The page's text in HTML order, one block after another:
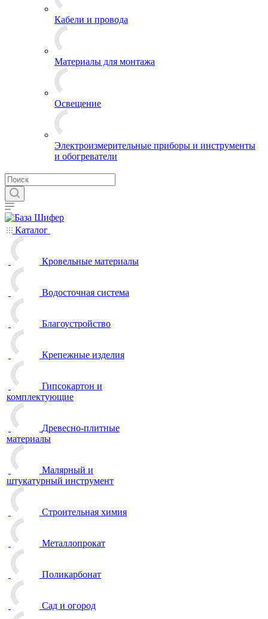
Кабели и провода
Материалы для монтажа
Освещение
Электроизмерительные приборы и инструменты
и обогреватели
Каталог
Кровельные материалы
Водосточная система
Благоустройство
Крепежные изделия
Гипсокартон и
комплектующие
Древесно-плитные
материалы
Малярный и
штукатурный инструмент
Строительная химия
Металлопрокат
Поликарбонат
Сад и огород